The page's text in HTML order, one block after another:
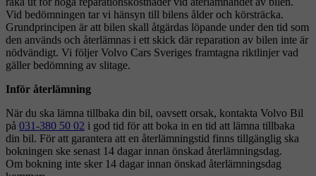
Vid bedömningen tar vi hänsyn till bilens ålder och körsträcka.
Grundprincipen är att bilen skall åtgärdas löpande under den tid som
den används och återlämnas i ett skick där reparation av bilen inte är
nödvändigt. Vi följer Volvo Cars Sveriges framtagna riktlinjer vad
gäller bedömning av slitage.
Inför återlämning
När du ska lämna tillbaka din bil, oavsett orsak, kontakta Volvo Bil
på 031-380 50 02 i god tid för att boka in en tid att lämna tillbaka
din bil. För att garantera att en återlämningstid finns tillgänglig ska
bokningen ske senast 14 dagar innan önskad återlämningsdag.
Om bokning inte sker 14 dagar innan önskad återlämningsdag